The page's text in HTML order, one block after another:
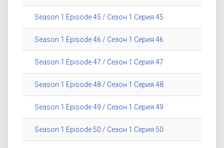
Season 1 Episode 45 / Сезон 1 Серия 45
Season 1 Episode 46 / Сезон 1 Серия 46
Season 1 Episode 47 / Сезон 1 Серия 47
Season 1 Episode 48 / Сезон 1 Серия 48
Season 1 Episode 49 / Сезон 1 Серия 49
Season 1 Episode 50 / Сезон 1 Серия 50